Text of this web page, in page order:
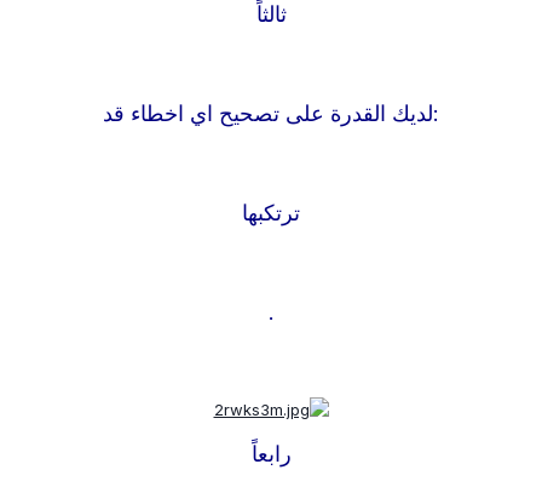
ثالثاً
لديك القدرة على تصحيح اي اخطاء قد
ترتكبها
رابعاً